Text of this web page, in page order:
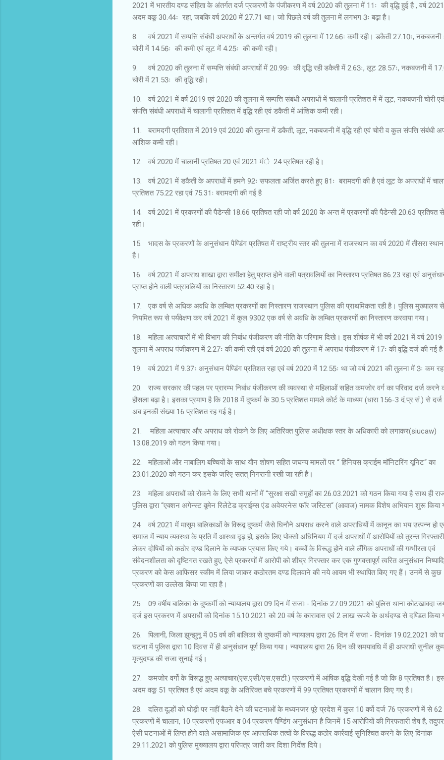
2021 में भारतीय दण्ड संहिता के अंतर्गत दर्ज प्रकरणों के पंजीकरण में वर्ष 2020 की तुलना में 11ः की वृद्धि हुई है , वर्ष
अदम वकू 30.44ः रहा, जबकि वर्ष 2020 में 27.71 था। जो पिछले वर्ष की तुलना में लगभग 3ः बढ़ा है।
8.
वर्ष 2021 में सम्पत्ति संबंधी अपराधों के अन्तर्गत वर्ष 2019 की तुलना में 12.66ः कमी रही। डकैती 27.10ः, नकबजनी
चोरी में 14.56ः की कमी एवं लूट में 4.25ः की कमी रही।
9.
वर्ष 2020 की तुलना में सम्पत्ति संबंधी अपराधों में 20.99ः की वृद्धि रही डकैती में 2.63ः, लूट 28.57ः, नकबजनी में
चोरी में 21.53ः की वृद्धि रही।
10.
वर्ष 2021 में वर्ष 2019 एवं 2020 की तुलना में सम्पत्ति संबंधी अपराधों में चालानी प्रतिशत में में लूट, नकबजनी चोरी
संपत्ति संबंधी अपराधों में चालानी प्रतिशत में वृद्धि रही एवं डकैती में आंशिक कमी रही।
11.
बरामदगी प्रतिशत में 2019 एवं 2020 की तुलना में डकैती, लूट, नकबजनी में वृद्धि रही एवं चोरी व कुल संपत्ति संबंधी
आंशिक कमी रही।
12. वर्ष 2020 में चालानी प्रतिषत 20 एवं 2021 मंे 24 प्रतिषत रही है।
13.
वर्ष 2021 में डकैती के अपराधों में हमने 92ः सफलता अर्जित करते हुए 81ः बरामदगी की है एवं लूट के अपराधों में
प्रतिशत 75.22 रहा एवं 75.31ः बरामदगी की गई है
14.
वर्ष 2021 में प्रकरणों की पैडेन्सी 18.66 प्रतिषत रही जो वर्ष 2020 के अन्त में प्रकरणों की पैडेन्सी 20.63 प्रतिषत
रही।
15.
भादस के प्रकरणों के अनुसंधान पैण्डिंग प्रतिषत में राष्ट्रीय स्तर की तुलना में राजस्थान का वर्ष 2020 में तीसरा स्थान
है।
16.
वर्ष 2021 में अपराध शाखा द्वारा समीक्षा हेतु प्राप्त होने वाली पत्रावलियों का निस्तारण प्रतिषत 86.23 रहा एवं
प्राप्त होने वाली पत्रावलियों का निस्तारण 52.40 रहा है।
17.
एक वर्ष से अधिक अवधि के लम्बित प्रकरणों का निस्तारण राजस्थान पुलिस की प्राथमिकता रही है। पुलिस मुख्यालय से
नियमित रूप से पर्यवेक्षण कर वर्ष 2021 में कुल 9302 एक वर्ष से अवधि के लम्बित प्रकरणों का निस्तारण करवाया गया।
18.
महिला अत्याचारों में भी विभाग की निर्बाध पंजीकरण की नीति के परिणाम दिखे। इस शीर्षक में भी वर्ष 2021 में वर्ष
तुलना में अपराध पंजीकरण में 2.27ः की कमी रही एवं वर्ष 2020 की तुलना में अपराध पंजीकरण में 17ः की वृद्धि दर्ज की गई
19. वर्ष 2021 में 9.37ः अनुसंधान पैण्डिंग प्रतिशत रहा एवं वर्ष 2020 में 12.55ः था जो वर्ष 2021 की तुलना में 3ः कम
20.
राज्य सरकार की पहल पर प्रारम्भ निर्बाध पंजीकरण की व्यवस्था से महिलाओं सहित कमजोर वर्ग का परिवाद दर्ज करने
हौसला बढ़ा है। इसका प्रमाण है कि 2018 में दुष्कर्म के 30.5 प्रतिशत मामले कोर्ट के माध्यम (धारा 156-3 दं.प्र.सं.) से दर्ज
अब इनकी संख्या 16 प्रतिशत रह गई है।
21.
महिला अत्याचार और अपराध को रोकने के लिए अतिरिक्त पुलिस अधीक्षक स्तर के अधिकारी को लगाकर(siucaw)
13.08.2019 को गठन किया गया।
22.
महिलाओं और नाबालिग बच्चियों के साथ यौन शोषण सहित जघन्य मामलों पर ‘‘ हिनियस क्राईम मॉनिटरिंग यूनिट‘‘ का
23.01.2020 को गठन कर इसके जरिए सतत् निगरानी रखी जा रही है।
23.
महिला अपराधों को रोकने के लिए सभी थानों में ‘‘सुरक्षा सखी समुहों का 26.03.2021 को गठन किया गया है साथ ही
पुलिस द्वारा ‘‘एक्शन अगेन्स्ट वूमेन रिलेटेड क्राईम्स एंड अवेयरनेस फॉर जस्टिस‘‘ (आवाज) नामक विशेष अभियान शुरू किया
24.
वर्ष 2021 में मासूम बालिकाओं के विरूद्व दुष्कर्म जैसे घिनौने अपराध करने वाले अपराधियों में कानून का भय उत्पन्न हो
समाज में न्याय व्यवस्था के प्रति में आस्था दृढ़ हो, इसके लिए पोक्सो अधिनियम में दर्ज अपराधों में आरोपियों को तुरन्त
लेकर दोषियों को कठोर दण्ड दिलाने के व्यापक प्रयास किए गये। बच्चों के विरूद्ध होने वाले लैंगिक अपराधों की गम्भीरता एवं
संवेदनशीलता को दृष्टिगत रखते हुए, ऐसे प्रकरणों में आरोपी को शीघ्र गिरफ्तार कर एक गुणवत्तापूर्ण त्वरित अनुसंधान
प्रकरण को केस आफिसर स्कीम में लिया जाकर कठोरतम दण्ड दिलवाने की नये आयम भी स्थापित किए गए हैं। उनमें से कुछ
प्रकरणों का उल्लेख किया जा रहा है।
25.
09 वर्षीय बालिका के दुष्कर्मी को न्यायालय द्वारा 09 दिन में सजाः- दिनांक 27.09.2021 को पुलिस थाना कोटखावदा
दर्ज इस प्रकरण में अपराधी को दिनांक 15.10.2021 को 20 वर्ष के कारावास एवं 2 लाख रूपये के अर्थदण्ड से दण्डित किया
26.
पिलानी, जिला झुन्झुनू में 05 वर्ष की बालिका से दुष्कर्मी को न्यायालय द्वारा 26 दिन में सजा - दिनांक 19.02.2021 को
घटना में पुलिस द्वारा 10 दिवस में ही अनुसंधान पूर्ण किया गया। न्यायालय द्वारा 26 दिन की समयावधि में ही अपराधी सुनील
मृत्युदण्ड की सजा सुनाई गई।
27.
कमजोर वर्गो के विरूद्ध हुए अत्याचार(एस.एसी/एस.एसटी.) प्रकरणों में आंषिक वृद्धि देखी गई है जो कि 8 प्रतिषत है।
अदम वकू 51 प्रतिषत है एवं अदम वकू के अतिरिक्त बचे प्रकरणों में 99 प्रतिषत प्रकरणों में चालान किए गए है।
28.
दलित दूल्हों को घोड़ी पर नहीं बैठने देने की घटनाओं के मध्यनजर पूरे प्रदेश में कुल 10 वर्षो दर्ज 76 प्रकरणों में से 62
प्रकरणों में चालान, 10 प्रकरणों एफआर व 04 प्रकरण पैण्डिंग अनुसंधान है जिनमें 15 आरोपियों की गिरफतारी शेष है,
ऐसी घटनाओं में लिप्त होने वाले असामाजिक एवं आपराधिक तत्वों के विरूद्ध कठोर कार्रवाई सुनिश्चित करने के लिए दिनांक
29.11.2021 को पुलिस मुख्यालय द्वारा परिपत्र जारी कर दिशा निर्देश दिये।